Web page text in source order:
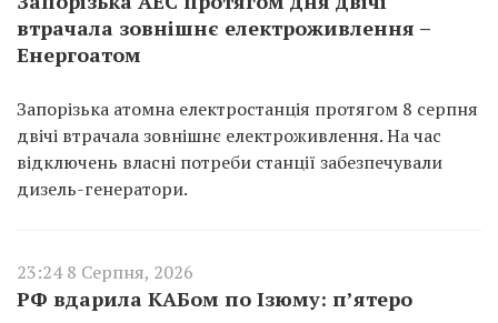
втрачала зовнішнє електроживлення –
Енергоатом
Запорізька атомна електростанція протягом 8 серпня
двічі втрачала зовнішнє електроживлення. На час
відключень власні потреби станції забезпечували
дизель-генератори.
23:24 8 Серпня, 2026
РФ вдарила КАБом по Ізюму: п’ятеро